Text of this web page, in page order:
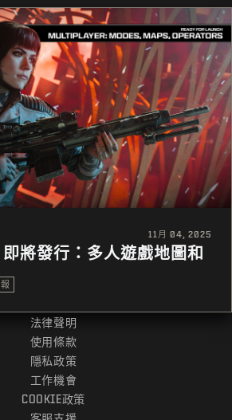
11月 04, 2025
即將發行：多人遊戲地圖和
法律聲明
使用條款
隱私政策
工作機會
COOKIE政策